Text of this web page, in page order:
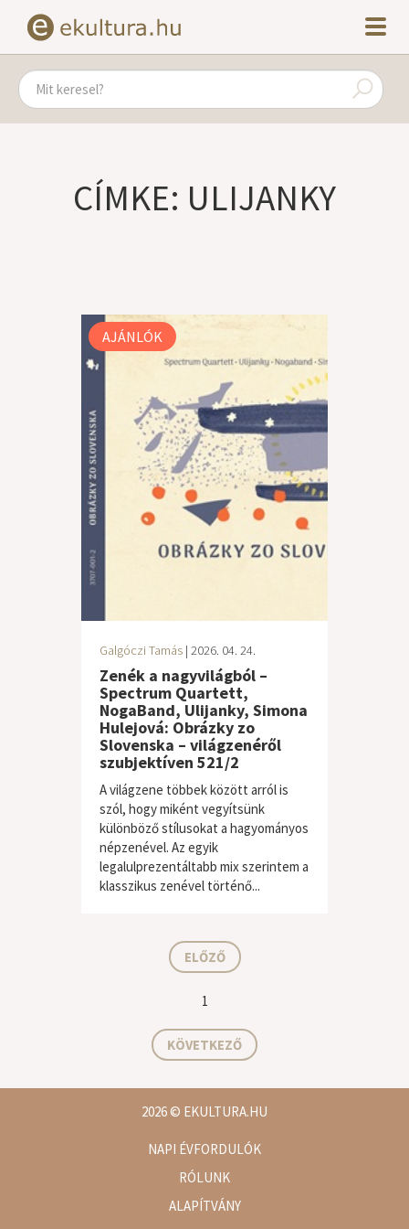
CÍMKE: ULIJANKY
AJÁNLÓK
Galgóczi Tamás | 2026. 04. 24.
Zenék a nagyvilágból –
Spectrum Quartett,
NogaBand, Ulijanky, Simona
Hulejová: Obrázky zo
Slovenska – világzenéről
szubjektíven 521/2
A világzene többek között arról is
szól, hogy miként vegyítsünk
különböző stílusokat a hagyományos
népzenével. Az egyik
legalulprezentáltabb mix szerintem a
klasszikus zenével történő...
világzene / folk
ELŐZŐ
1
KÖVETKEZŐ
2026© EKULTURA.HU
NAPI ÉVFORDULÓK
RÓLUNK
ALAPÍTVÁNY